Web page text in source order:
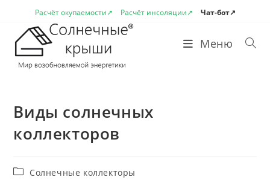
содержимому
Расчёт окупаемости↗ Расчёт инсоляции↗ Чат-бот↗
Меню
Виды солнечных
коллекторов
РубрикаСолнечные коллекторы